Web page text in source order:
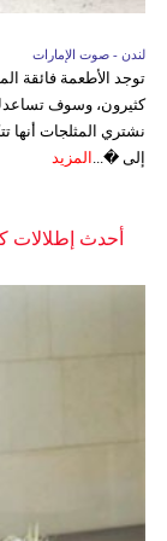
لندن - صوت الإمارات
توجد الأطعمة فائقة
كثيرون، وسوف
نشتري المثلجات أنها
إلى �... المزيد
أحدث إطلالات